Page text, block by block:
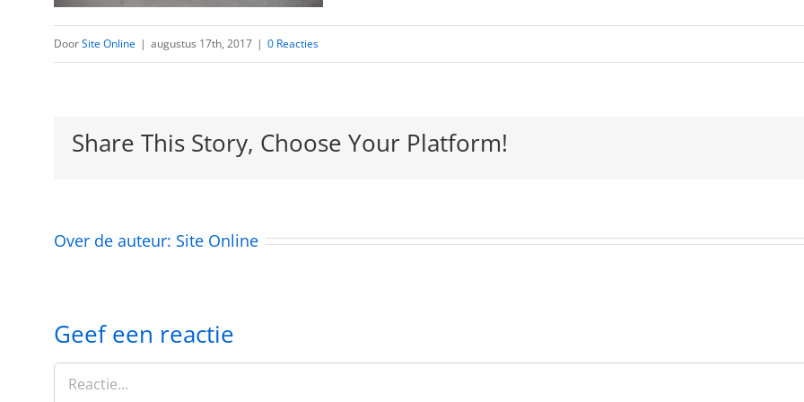
DoorSite Online | augustus 17th, 2017 | 0 Reacties
Share This Story, Choose Your Platform!
Over de auteur: Site Online
Geef een reactie
Reactie